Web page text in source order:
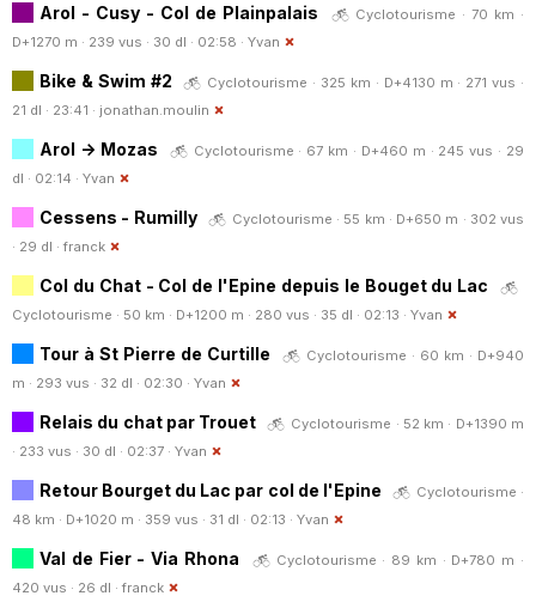
Arol - Cusy - Col de Plainpalais
Cyclotourisme · 70 km ·
D+1270 m · 239 vus · 30 dl · 02:58 · Yvan
Bike & Swim #2
Cyclotourisme · 325 km · D+4130 m · 271 vus ·
21 dl · 23:41 · jonathan.moulin
Arol -> Mozas
Cyclotourisme · 67 km · D+460 m · 245 vus · 29
dl · 02:14 · Yvan
Cessens - Rumilly
Cyclotourisme · 55 km · D+650 m · 302 vus
· 29 dl · franck
Col du Chat - Col de l'Epine depuis le Bouget du Lac
Cyclotourisme · 50 km · D+1200 m · 280 vus · 35 dl · 02:13 · Yvan
Tour à St Pierre de Curtille
Cyclotourisme · 60 km · D+940
m · 293 vus · 32 dl · 02:30 · Yvan
Relais du chat par Trouet
Cyclotourisme · 52 km · D+1390 m
· 233 vus · 30 dl · 02:37 · Yvan
Retour Bourget du Lac par col de l'Epine
Cyclotourisme ·
48 km · D+1020 m · 359 vus · 31 dl · 02:13 · Yvan
Val de Fier - Via Rhona
Cyclotourisme · 89 km · D+780 m ·
420 vus · 26 dl · franck